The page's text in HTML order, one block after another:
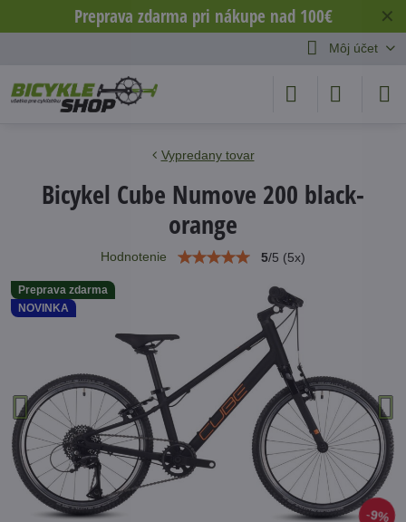
✕
Preprava zdarma pri nákupe nad 100€
Môj účet
Preprava zdarma
NOVINKA
9%
Vypredany tovar
Bicykel Cube Numove 200 black-
orange
Hodnotenie 5/5 (5x)